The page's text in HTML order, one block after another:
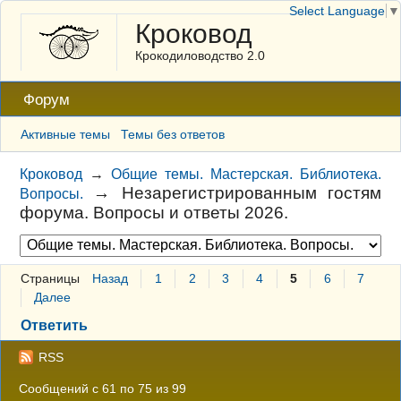
Кроковод
Крокодиловодство 2.0
Форум
Активные темы Темы без ответов
Кроковод →Общие темы. Мастерская. Библиотека.
Вопросы.
→ Незарегистрированным гостям
форума. Вопросы и ответы 2026.
Страницы Назад 1 2 3 4 5 6
7
Далее
Ответить
RSS
Сообщений с 61 по 75 из 99
Select Language ▼